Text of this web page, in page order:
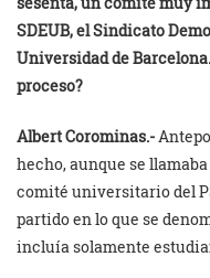
SDEUB, el Sindicato
Universidad de
proceso?
Albert Corominas.-
hecho, aunque se
comité universitario del
partido en lo que se
incluía solamente